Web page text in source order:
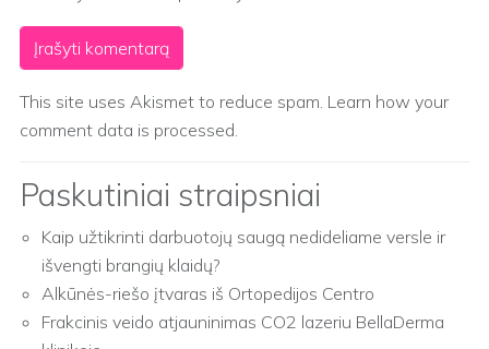
This site uses Akismet to reduce spam. Learn how your
comment data is processed.
Paskutiniai straipsniai
Kaip užtikrinti darbuotojų saugą nedideliame versle ir
išvengti brangių klaidų?
Alkūnės-riešo įtvaras iš Ortopedijos Centro
Frakcinis veido atjauninimas CO2 lazeriu BellaDerma